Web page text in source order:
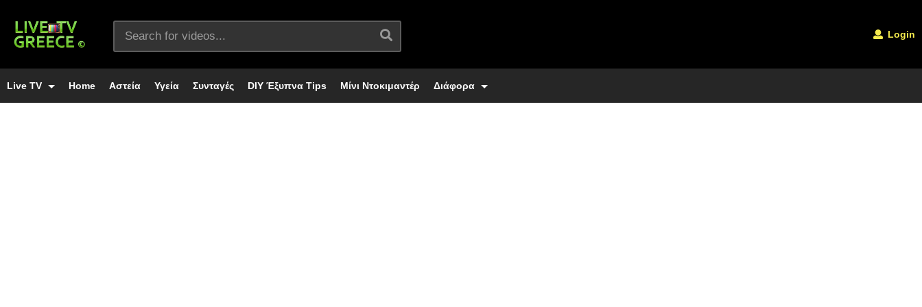
Login
Live TV Home Αστεία Υγεία Συνταγές DIY Έξυπνα Tips Μίνι Ντοκιμαντέρ Διάφορα